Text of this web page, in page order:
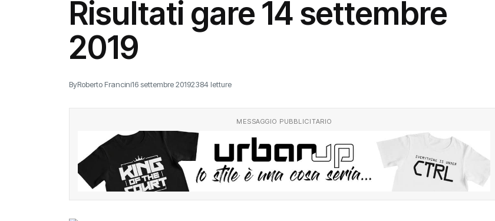
Risultati gare 14 settembre
2019
ByRoberto Francini16 settembre 20192384 letture
MESSAGGIO PUBBLICITARIO